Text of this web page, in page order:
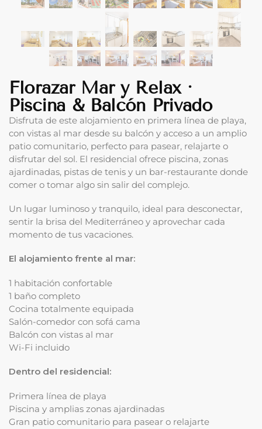
Florazar Mar y Relax ·
Piscina & Balcón Privado
Disfruta de este alojamiento en primera línea de playa,
con vistas al mar desde su balcón y acceso a un amplio
patio comunitario, perfecto para pasear, relajarte o
disfrutar del sol. El residencial ofrece piscina, zonas
ajardinadas, pistas de tenis y un bar-restaurante donde
comer o tomar algo sin salir del complejo.
Un lugar luminoso y tranquilo, ideal para desconectar,
sentir la brisa del Mediterráneo y aprovechar cada
momento de tus vacaciones.
El alojamiento frente al mar:
1 habitación confortable
1 baño completo
Cocina totalmente equipada
Salón-comedor con sofá cama
Balcón con vistas al mar
Wi-Fi incluido
Dentro del residencial:
Primera línea de playa
Piscina y amplias zonas ajardinadas
Gran patio comunitario para pasear o relajarte